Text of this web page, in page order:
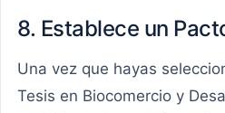
8. Establece un
Una vez que hayas
Tesis en Biocomercio y